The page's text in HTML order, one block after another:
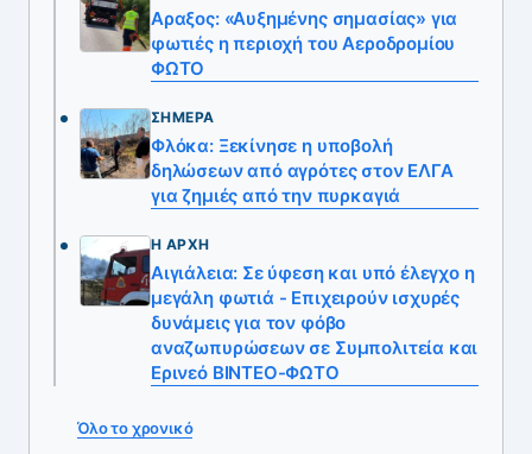
Αραξος: «Αυξημένης σημασίας» για
φωτιές η περιοχή του Αεροδρομίου
ΦΩΤΟ
ΣΉΜΕΡΑ
Φλόκα: Ξεκίνησε η υποβολή
δηλώσεων από αγρότες στον ΕΛΓΑ
για ζημιές από την πυρκαγιά
Η ΑΡΧΉ
Αιγιάλεια: Σε ύφεση και υπό έλεγχο η
μεγάλη φωτιά - Επιχειρούν ισχυρές
δυνάμεις για τον φόβο
αναζωπυρώσεων σε Συμπολιτεία και
Ερινεό ΒΙΝΤΕΟ-ΦΩΤΟ
Όλο το χρονικό